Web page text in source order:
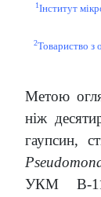
1Інститут
2Товариство з
Метою
ніж
гаупсин,
УКМ В-